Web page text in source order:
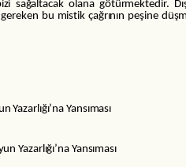
olana götürmektedir.
bu mistik çağrının peşine
Yansıması
Yansıması